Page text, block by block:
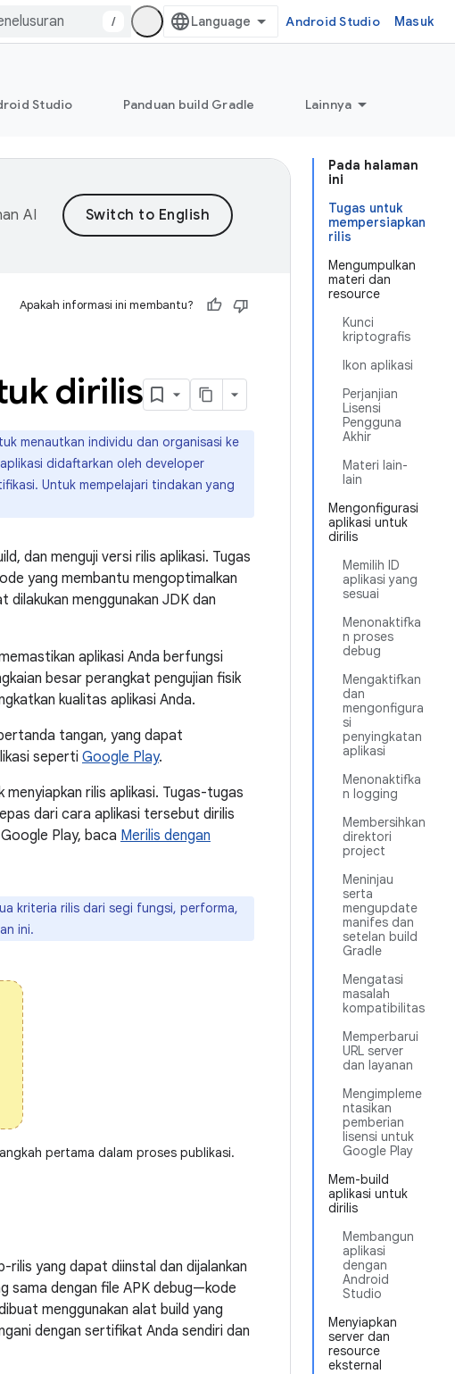
/ Android Studio Masuk
Studio Panduan build Gradle Lainnya
Pada halaman
ini
Tugas untuk
mempersiapkan
rilis
Mengumpulkan
materi dan
resource
Kunci
kriptografis
Ikon aplikasi
Perjanjian
Lisensi
Pengguna
Akhir
Materi lain-
lain
Mengonfigurasi
aplikasi untuk
dirilis
Memilih ID
aplikasi yang
sesuai
Menonaktifka
n proses
debug
Mengaktifkan
dan
mengonfigura
si
penyingkatan
aplikasi
Menonaktifka
n logging
Membersihkan
direktori
project
Meninjau
serta
mengupdate
manifes dan
setelan build
Gradle
Mengatasi
masalah
kompatibilitas
Memperbarui
URL server
dan layanan
Mengimpleme
ntasikan
pemberian
lisensi untuk
Google Play
Mem-build
aplikasi untuk
dirilis
Membangun
aplikasi
dengan
Android
Studio
Menyiapkan
server dan
resource
eksternal
AI
Apakah informasi ini membantu?
dirilis
menautkan individu dan organisasi ke
didaftarkan oleh developer
Untuk mempelajari tindakan yang
dan menguji versi rilis aplikasi. Tugas
yang membantu mengoptimalkan
menggunakan JDK dan
aplikasi Anda berfungsi
besar perangkat pengujian fisik
kualitas aplikasi Anda.
tangan, yang dapat
seperti Google Play.
rilis aplikasi. Tugas-tugas
dari cara aplikasi tersebut dirilis
Play, baca Merilis dengan
kriteria rilis dari segi fungsi, performa,
ini.
pertama dalam proses publikasi.
rilis yang dapat diinstal dan dijalankan
sama dengan file APK debug—kode
menggunakan alat build yang
dengan sertifikat Anda sendiri dan